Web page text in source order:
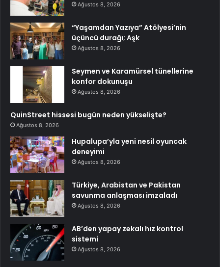
Ağustos 8, 2026
“Yaşamdan Yazıya” Atölyesi’nin
üçüncü durağı; Aşk
Ağustos 8, 2026
Seymen ve Karamürsel tünellerine
konfor dokunuşu
Ağustos 8, 2026
QuinStreet hissesi bugün neden yükselişte?
Ağustos 8, 2026
Hupalupa’yla yeni nesil oyuncak
deneyimi
Ağustos 8, 2026
Türkiye, Arabistan ve Pakistan
savunma anlaşması imzaladı
Ağustos 8, 2026
AB’den yapay zekalı hız kontrol
sistemi
Ağustos 8, 2026